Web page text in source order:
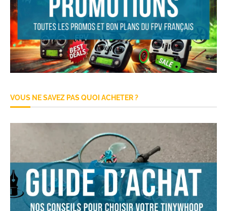
VOUS NE SAVEZ PAS QUOI ACHETER ?